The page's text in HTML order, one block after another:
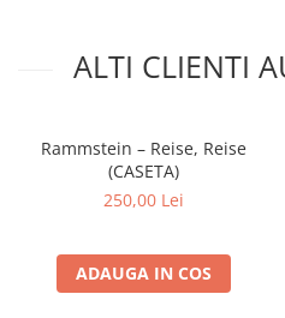
ALTI CLIENTI
Rammstein – Reise, Reise
(CASETA)
250,00 Lei
ADAUGA IN COS